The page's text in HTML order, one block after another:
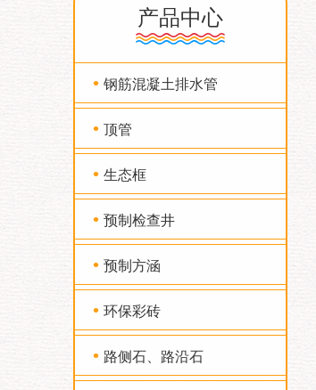
产品中心
• 钢筋混凝土排水管
• 顶管
• 生态框
• 预制检查井
• 预制方涵
• 环保彩砖
• 路侧石、路沿石